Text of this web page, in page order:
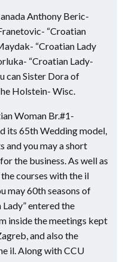
Anthony Beric-
“Croatian
“Croatian Lady
“Croatian Lady-
can Sister Dora of
Holstein- Wisc.
Woman Br.#1-
its 65th Wedding model,
and you may a short
the business. As well as
courses with the il
may 60th seasons of
entered the
inside the meetings kept
and also the
il. Along with CCU